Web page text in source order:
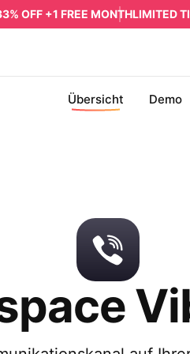
OFF +1 FREE MONTHLIMITED
Übersicht Demo